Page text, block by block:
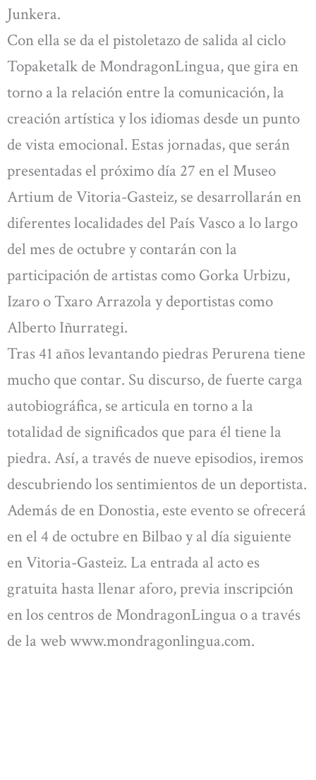
Junkera.
Con ella se da el pistoletazo de salida al ciclo
Topaketalk de MondragonLingua, que gira en
torno a la relación entre la comunicación, la
creación artística y los idiomas desde un punto
de vista emocional. Estas jornadas, que serán
presentadas el próximo día 27 en el Museo
Artium de Vitoria-Gasteiz, se desarrollarán en
diferentes localidades del País Vasco a lo largo
del mes de octubre y contarán con la
participación de artistas como Gorka Urbizu,
Izaro o Txaro Arrazola y deportistas como
Alberto Iñurrategi.
Tras 41 años levantando piedras Perurena tiene
mucho que contar. Su discurso, de fuerte carga
autobiográfica, se articula en torno a la
totalidad de significados que para él tiene la
piedra. Así, a través de nueve episodios, iremos
descubriendo los sentimientos de un deportista.
Además de en Donostia, este evento se ofrecerá
en el 4 de octubre en Bilbao y al día siguiente
en Vitoria-Gasteiz. La entrada al acto es
gratuita hasta llenar aforo, previa inscripción
en los centros de MondragonLingua o a través
de la web www.mondragonlingua.com.